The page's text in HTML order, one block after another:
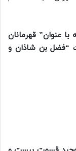
عنوان” قهرمانان
“فضل بن شاذان و